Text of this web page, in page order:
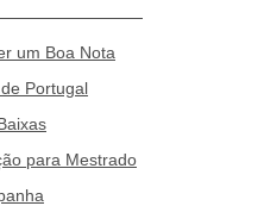
um Boa Nota
Portugal
para Mestrado